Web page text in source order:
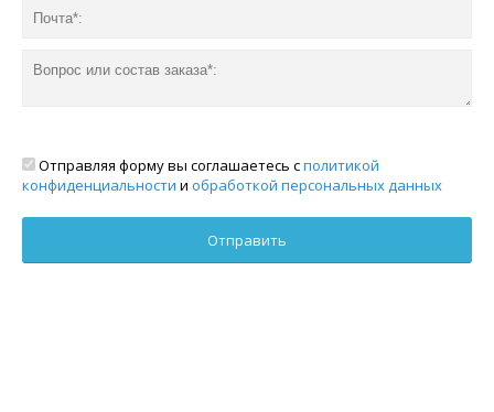
Отправляя форму вы соглашаетесь сполитикой
конфиденциальности и обработкой персональных данных